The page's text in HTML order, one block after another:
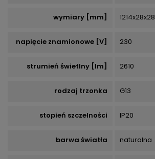
wymiary [mm] 1214x28x28
napięcie znamionowe [V] 230
strumień świetlny [lm] 2610
rodzaj trzonka G13
stopień szczelności IP20
barwa światła naturalna